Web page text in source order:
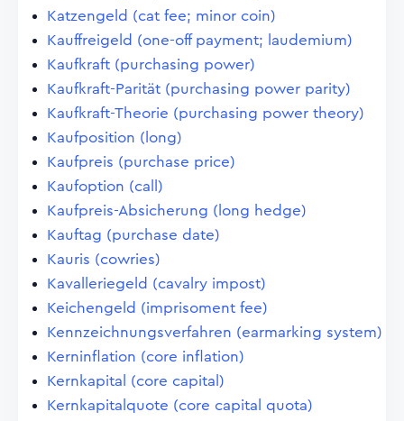
Katzengeld (cat fee; minor coin)
Kauffreigeld (one-off payment; laudemium)
Kaufkraft (purchasing power)
Kaufkraft-Parität (purchasing power parity)
Kaufkraft-Theorie (purchasing power theory)
Kaufposition (long)
Kaufpreis (purchase price)
Kaufoption (call)
Kaufpreis-Absicherung (long hedge)
Kauftag (purchase date)
Kauris (cowries)
Kavalleriegeld (cavalry impost)
Keichengeld (imprisoment fee)
Kennzeichnungsverfahren (earmarking system)
Kerninflation (core inflation)
Kernkapital (core capital)
Kernkapitalquote (core capital quota)